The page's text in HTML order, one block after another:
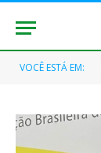
VOCÊ ESTÁ EM: